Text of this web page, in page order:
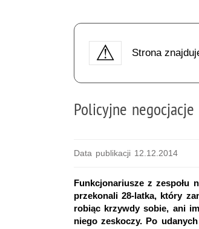
Strona
Policyjne
Data publikacji 12.12.2014
Funkcjonariusze z zespołu
przekonali 28-latka, który
robiąc krzywdy sobie, ani
niego zeskoczy. Po